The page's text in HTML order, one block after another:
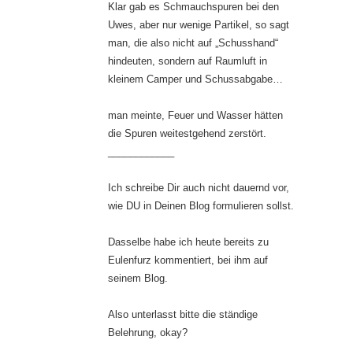
Klar gab es Schmauchspuren bei den
Uwes, aber nur wenige Partikel, so sagt
man, die also nicht auf „Schusshand“
hindeuten, sondern auf Raumluft in
kleinem Camper und Schussabgabe…
man meinte, Feuer und Wasser hätten
die Spuren weitestgehend zerstört.
Ich schreibe Dir auch nicht dauernd vor,
wie DU in Deinen Blog formulieren sollst.
Dasselbe habe ich heute bereits zu
Eulenfurz kommentiert, bei ihm auf
seinem Blog.
Also unterlasst bitte die ständige
Belehrung, okay?